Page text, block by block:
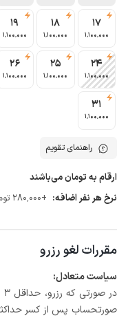
17
1٬100٬000
18
1٬100٬000
19
1٬100٬000
24
1٬100٬000
25
1٬100٬000
26
1٬100٬000
31
1٬100٬000
راهنمای تقویم
ارقام به تومان می‌باشند
نرخ هر نفر اضافه: +280٬000 تومان / بیشتر از 3 نفر
مقررات لغو رزرو
سیاست متعادل: